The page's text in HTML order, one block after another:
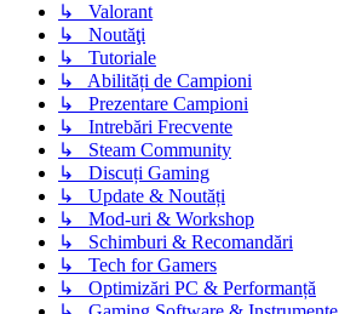
↳ Valorant
↳ Noutăţi
↳ Tutoriale
↳ Abilități de Campioni
↳ Prezentare Campioni
↳ Intrebări Frecvente
↳ Steam Community
↳ Discuți Gaming
↳ Update & Noutăți
↳ Mod-uri & Workshop
↳ Schimburi & Recomandări
↳ Tech for Gamers
↳ Optimizări PC & Performanță